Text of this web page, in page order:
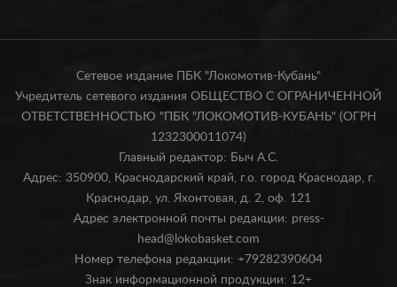
Сетевое издание ПБК "Локомотив-Кубань"
Учредитель сетевого издания ОБЩЕСТВО С ОГРАНИЧЕННОЙ
ОТВЕТСТВЕННОСТЬЮ "ПБК "ЛОКОМОТИВ-КУБАНЬ" (ОГРН
1232300011074)
Главный редактор: Быч А.С.
Адрес: 350900, Краснодарский край, г.о. город Краснодар, г.
Краснодар, ул. Яхонтовая, д. 2, оф. 121
Адрес электронной почты редакции: press-
head@lokobasket.com
Номер телефона редакции: +79282390604
Знак информационной продукции: 12+